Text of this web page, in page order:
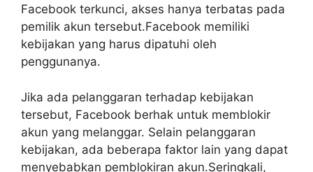
Facebook terkunci, akses hanya terbatas pada
pemilik akun tersebut.Facebook memiliki
kebijakan yang harus dipatuhi oleh
penggunanya.
Jika ada pelanggaran terhadap kebijakan
tersebut, Facebook berhak untuk memblokir
akun yang melanggar. Selain pelanggaran
kebijakan, ada beberapa faktor lain yang dapat
menyebabkan pemblokiran akun.Seringkali,